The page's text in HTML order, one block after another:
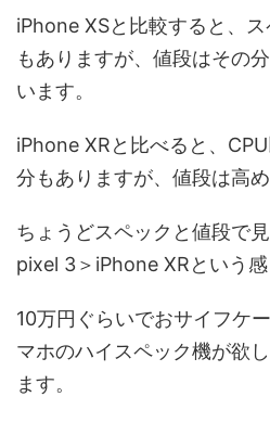
iPhone XSと比較すると、
もありますが、値段はその
います。
iPhone XRと比べると、
分もありますが、値段は高め
ちょうどスペックと値段で
pixel 3＞iPhone XRという感
10万円ぐらいでおサイフケ
マホのハイスペック機が欲
ます。